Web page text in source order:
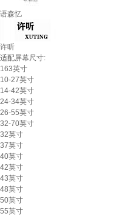
语森忆
许听
适配屏幕尺寸:
163英寸
10-27英寸
14-42英寸
24-34英寸
26-55英寸
32-70英寸
32英寸
37英寸
40英寸
42英寸
43英寸
48英寸
50英寸
55英寸